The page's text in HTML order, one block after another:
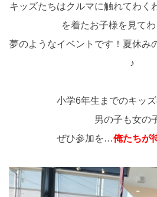
キッズたちはクルマに触れてわく
を着たお子様を見て
夢のようなイベントです！夏休み
♪
小学6年生までのキッ
男の子も女の
ぜひ参加を…俺たちが